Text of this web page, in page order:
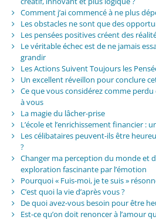
Comment j’ai commencé à ne plus
Les obstacles ne sont que des
Les pensées positives créent des
Le véritable échec est de ne jamais
grandir
Les Actions Suivent Toujours les
Un excellent réveillon pour conclure
Ce que vous considérez comme
à vous
La magie du lâcher-prise
L’école et l’enrichissement financier :
Les célibataires peuvent-ils être
?
Changer ma perception du monde et
exploration fascinante par l’émotion
Pourquoi « Fuis-moi, je te suis »
C’est quoi la vie d’après vous ?
De quoi avez-vous besoin pour être
Est-ce qu’on doit renoncer à l’amour